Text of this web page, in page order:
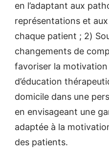
en l’adaptant aux
représentations et
chaque patient ; 2)
changements de
favoriser la motivation
d’éducation
domicile dans une
en envisageant une
adaptée à la
des patients.